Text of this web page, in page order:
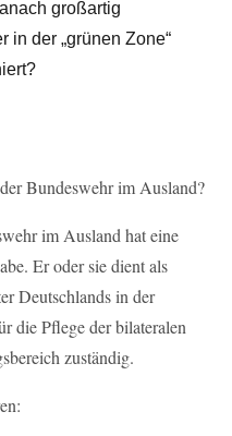
großartig
in der „grünen Zone“
Bundeswehr im Ausland?
im Ausland hat eine
Er oder sie dient als
Deutschlands in der
die Pflege der bilateralen
zuständig.